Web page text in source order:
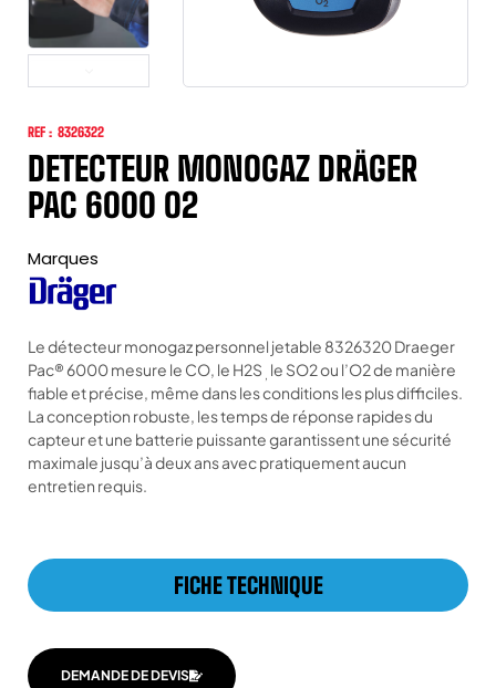
REF : 8326322
DETECTEUR MONOGAZ DRÄGER
PAC 6000 O2
Marques
Le détecteur monogaz personnel jetable 8326320 Draeger
Pac® 6000 mesure le CO, le H2S le SO2 ou l’O2 de manière
fiable et précise, même dans les conditions les plus difficiles.
La conception robuste, les temps de réponse rapides du
capteur et une batterie puissante garantissent une sécurité
maximale jusqu’à deux ans avec pratiquement aucun
entretien requis.
FICHE TECHNIQUE
DEMANDE DE DEVIS